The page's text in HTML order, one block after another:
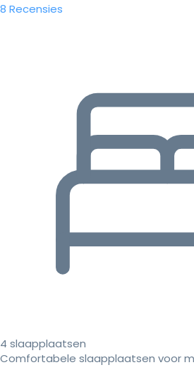
8 Recensies
4 slaapplaatsen
Comfortabele slaapplaatsen voor